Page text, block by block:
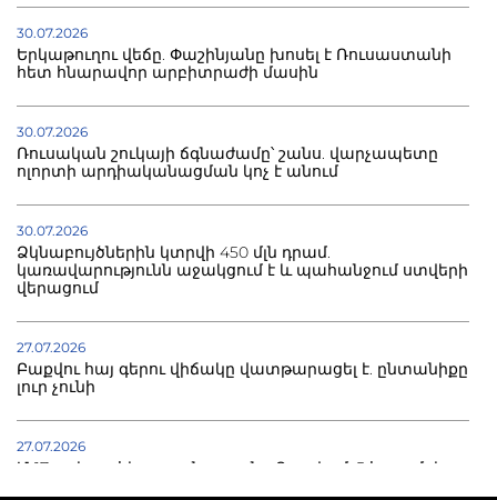
30.07.2026
Երկաթուղու վեճը. Փաշինյանը խոսել է Ռուսաստանի
հետ հնարավոր արբիտրաժի մասին
30.07.2026
Ռուսական շուկայի ճգնաժամը՝ շանս. վարչապետը
ոլորտի արդիականացման կոչ է անում
30.07.2026
Ձկնաբույծներին կտրվի 450 մլն դրամ.
կառավարությունն աջակցում է և պահանջում ստվերի
վերացում
27.07.2026
Բաքվու հայ գերու վիճակը վատթարացել է. ընտանիքը
լուր չունի
27.07.2026
Մ-17 աշխարհի առաջնությունը Բաքվում. 5 հայ ըմբիշ